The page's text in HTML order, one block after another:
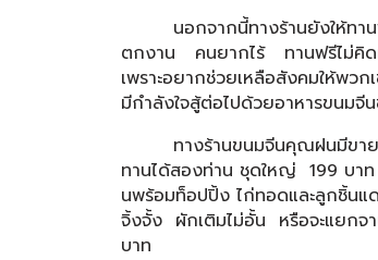
นอกจากนี้ทางร้านยังให้ทาน
ตกงาน คนยากไร้ ทานฟรีไม่คิด
เพราะอยากช่วยเหลือสังคมให้พวก
มีกำลังใจสู้ต่อไปด้วยอาหารขนมจีน
ทางร้านขนมจีนคุณฝนมีขายเ
ทานได้สองท่าน ชุดใหญ่ 199 บา
นพร้อมท็อปปิ้ง ไก่ทอดและลูกชิ้น
จิ้งจั้ง ผักเติมไม่อั้น หรือจะแยกจา
บาท